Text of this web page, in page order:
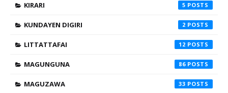
KIRARI 5
KUNDAYEN DIGIRI 2
LITTATTAFAI 12
MAGUNGUNA 86
MAGUZAWA 33